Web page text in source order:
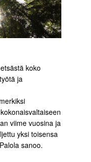
koko
ja
viime vuosina ja
yksi toisensa
sanoo.